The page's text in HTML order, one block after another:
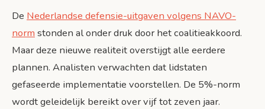
De Nederlandse defensie-uitgaven volgens NAVO-
norm stonden al onder druk door het coalitieakkoord.
Maar deze nieuwe realiteit overstijgt alle eerdere
plannen. Analisten verwachten dat lidstaten
gefaseerde implementatie voorstellen. De 5%-norm
wordt geleidelijk bereikt over vijf tot zeven jaar.